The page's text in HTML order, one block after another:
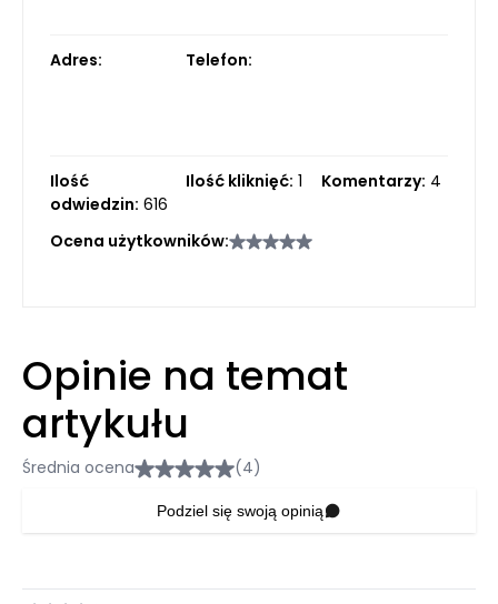
Adres: Telefon:
Ilość
odwiedzin: 616
Ilość kliknięć: 1 Komentarzy: 4
Ocena użytkowników:
Opinie na temat
artykułu
Średnia ocena (4)
Podziel się swoją opinią